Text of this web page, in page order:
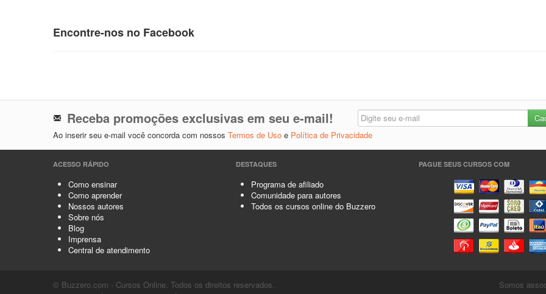
Encontre-nos no Facebook
Receba promoções exclusivas em seu e-mail!
Ao inserir seu e-mail você concorda com nossos Termos de Uso e Política de Privacidade
ACESSO RÁPIDO
Como ensinar
Como aprender
Nossos autores
Sobre nós
Blog
Imprensa
Central de atendimento
DESTAQUES
Programa de afiliado
Comunidade para autores
Todos os cursos online do Buzzero
PAGUE SEUS CURSOS COM
© Buzzero.com - Cursos Online. Todos os direitos reservados. Somos